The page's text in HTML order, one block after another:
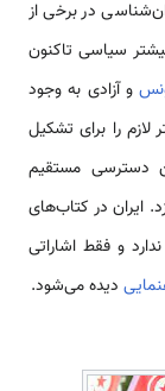
در برخی از
سیاسی تاکنون
و آزادی به وجود
لازم را برای تشکیل
دسترسی مستقیم
ایران در کتاب‌های
و فقط اشاراتی
دیده می‌شود.